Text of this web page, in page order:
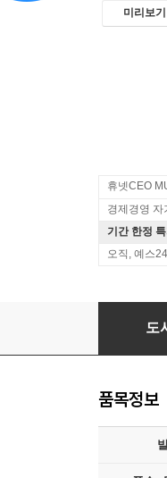
미리보기
휴넷CEO
경제경영 자
기간 한정
오직, 예스
만화 서
도
품목정보